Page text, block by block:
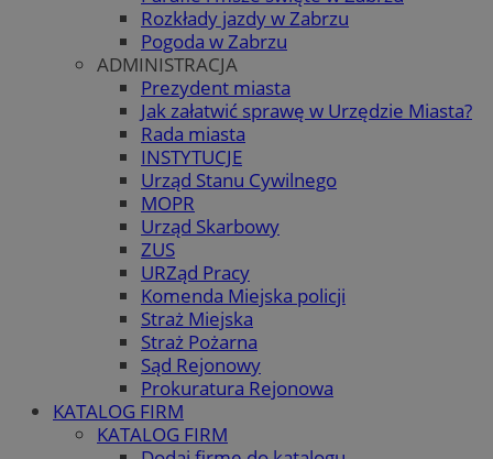
Rozkłady jazdy w Zabrzu
Pogoda w Zabrzu
ADMINISTRACJA
Prezydent miasta
Jak załatwić sprawę w Urzędzie Miasta?
Rada miasta
INSTYTUCJE
Urząd Stanu Cywilnego
MOPR
Urząd Skarbowy
ZUS
URZąd Pracy
Komenda Miejska policji
Straż Miejska
Straż Pożarna
Sąd Rejonowy
Prokuratura Rejonowa
KATALOG FIRM
KATALOG FIRM